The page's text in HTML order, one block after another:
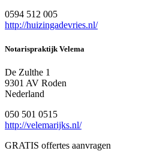
0594 512 005
http://huizingadevries.nl/
Notarispraktijk Velema
De Zulthe 1
9301 AV Roden
Nederland
050 501 0515
http://velemarijks.nl/
GRATIS offertes aanvragen